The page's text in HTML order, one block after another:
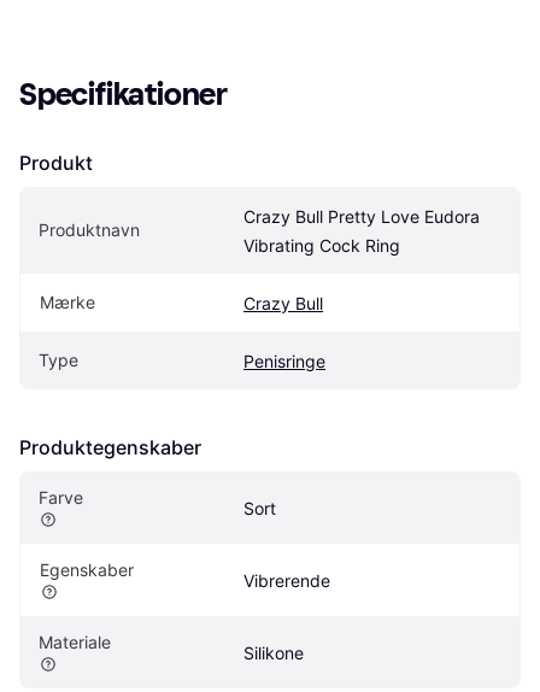
Specifikationer
Produkt
Produktnavn
Crazy Bull Pretty Love Eudora
Vibrating Cock Ring
Mærke Crazy Bull
Type Penisringe
Produktegenskaber
Farve
Sort
Egenskaber
Vibrerende
Materiale
Silikone